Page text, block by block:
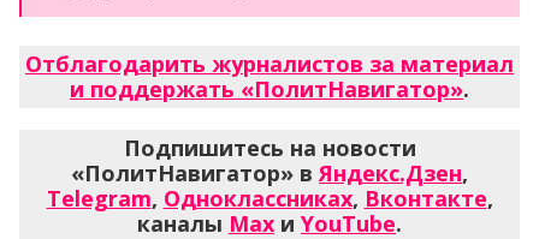
Отблагодарить журналистов за материал
и поддержать «ПолитНавигатор».
Подпишитесь на новости
«ПолитНавигатор» вЯндекс.Дзен,
Telegram, Одноклассниках, Вконтакте,
каналы Max и YouTube.